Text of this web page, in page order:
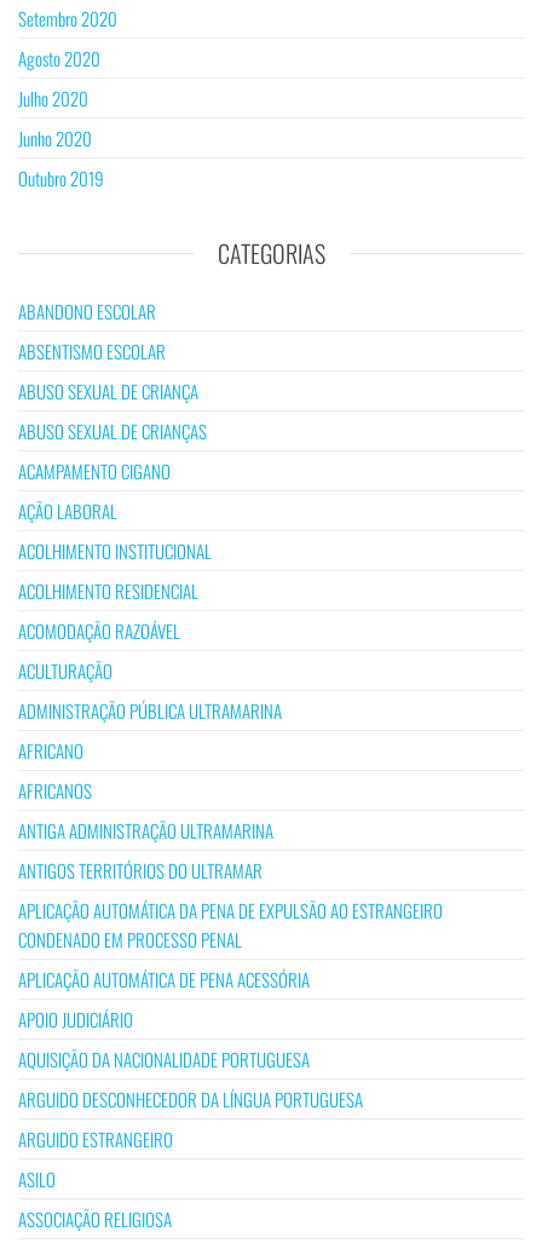
Setembro 2020
Agosto 2020
Julho 2020
Junho 2020
Outubro 2019
CATEGORIAS
ABANDONO ESCOLAR
ABSENTISMO ESCOLAR
ABUSO SEXUAL DE CRIANÇA
ABUSO SEXUAL DE CRIANÇAS
ACAMPAMENTO CIGANO
AÇÃO LABORAL
ACOLHIMENTO INSTITUCIONAL
ACOLHIMENTO RESIDENCIAL
ACOMODAÇÃO RAZOÁVEL
ACULTURAÇÃO
ADMINISTRAÇÃO PÚBLICA ULTRAMARINA
AFRICANO
AFRICANOS
ANTIGA ADMINISTRAÇÃO ULTRAMARINA
ANTIGOS TERRITÓRIOS DO ULTRAMAR
APLICAÇÃO AUTOMÁTICA DA PENA DE EXPULSÃO AO ESTRANGEIRO
CONDENADO EM PROCESSO PENAL
APLICAÇÃO AUTOMÁTICA DE PENA ACESSÓRIA
APOIO JUDICIÁRIO
AQUISIÇÃO DA NACIONALIDADE PORTUGUESA
ARGUIDO DESCONHECEDOR DA LÍNGUA PORTUGUESA
ARGUIDO ESTRANGEIRO
ASILO
ASSOCIAÇÃO RELIGIOSA